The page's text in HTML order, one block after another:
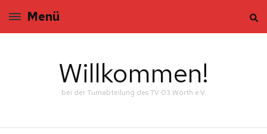
Menü
Willkommen!
bei der Turnabteilung des TV 03 Wörth e.V.